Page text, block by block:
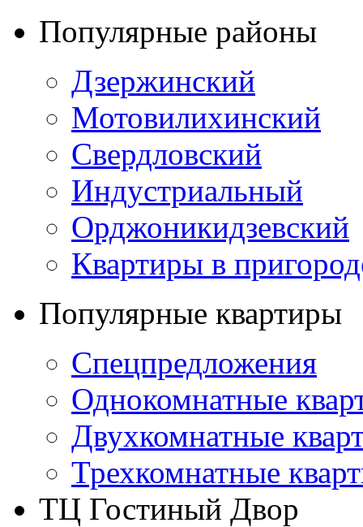
Популярные районы
Дзержинский
Мотовилихинский
Свердловский
Индустриальный
Орджоникидзевский
Квартиры в
Популярные квартиры
Спецпредложения
Однокомнатные
Двухкомнатные
Трехкомнатные
ТЦ Гостиный Двор